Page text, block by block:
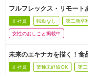
フルフレックス・リモート
正社員 転勤なし 第二新卒
女性のおしごと掲載中
未来のエキナカを描く！食
正社員 業種未経験OK 第